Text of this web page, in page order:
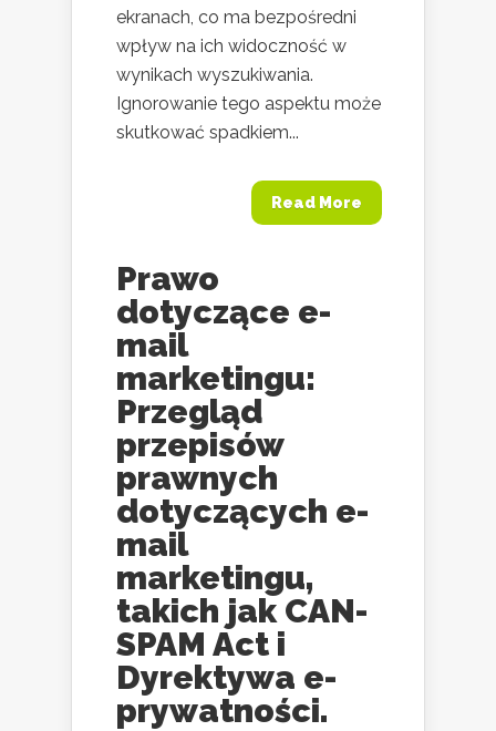
ekranach, co ma bezpośredni
wpływ na ich widoczność w
wynikach wyszukiwania.
Ignorowanie tego aspektu może
skutkować spadkiem...
Read More
Prawo
dotyczące e-
mail
marketingu:
Przegląd
przepisów
prawnych
dotyczących e-
mail
marketingu,
takich jak CAN-
SPAM Act i
Dyrektywa e-
prywatności.